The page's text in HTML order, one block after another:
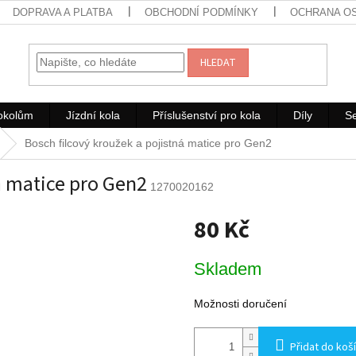
DOPRAVA A PLATBA OBCHODNÍ PODMÍNKY OCHRANA
HLEDAT
Jízdní kola Příslušenství pro kola Díly
Bosch filcový kroužek a pojistná matice pro Gen2
pro Gen2 1270020162
80 Kč
cena:
Skladem
Možnosti doručení
Přidat do